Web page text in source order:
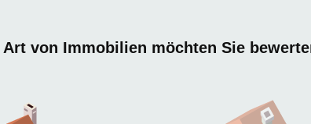
Art von Immobilien möchten Sie